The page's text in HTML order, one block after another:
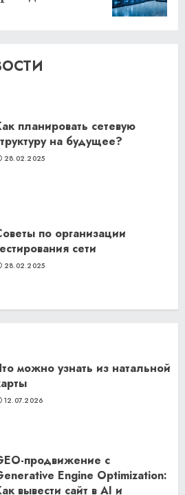
планировать сетевую
на будущее?
28.02.2025
по организации
сети
28.02.2025
можно узнать из натальной
12.07.2026
продвижение с
Engine Optimization:
вывести сайт в AI и